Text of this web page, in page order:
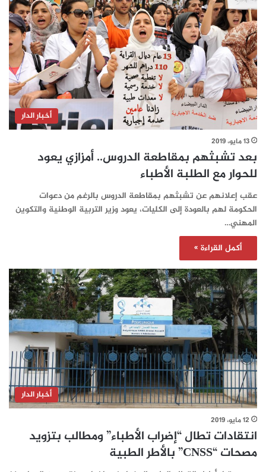
أخبار الدار
13 مايو، 2019
بعد تشبثهم بمقاطعة الدروس.. أمزازي يعود
للحوار مع الطلبة الأطباء
عقب إعلانهم عن تشبثهم بمقاطعة الدروس بالرغم من دعوات
الحكومة لهم بالعودة إلى الكليات، يعود وزير التربية الوطنية والتكوين
المهني…
أكمل القراءة »
أخبار الدار
12 مايو، 2019
انتقادات تطال “إضراب الأطباء” ومطالب بتزويد
مصحات “CNSS” بالأطر الطبية